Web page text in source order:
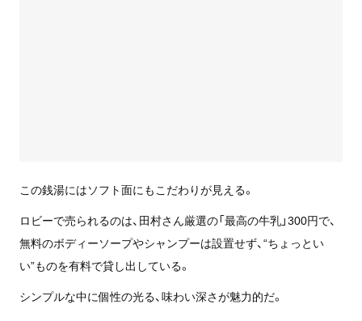
この銭湯にはソフト面にもこだわりが見える。
ロビーで売られるのは、田村さん厳選の「最高の牛乳」300円で、
無料のボディーソープやシャンプーは設置せず、“ちょっとい
い”ものを有料で貸し出している。
シンプルな中に個性の光る、味わい深さが魅力的だ。